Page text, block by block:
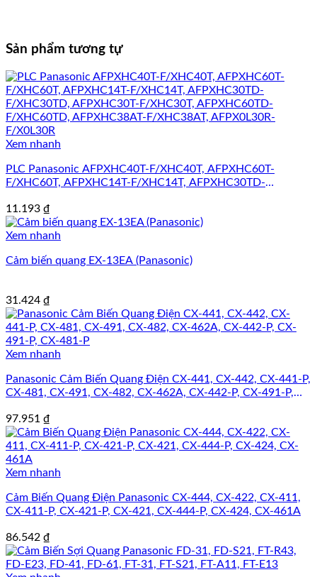
Sản phẩm tương tự
Xem nhanh
PLC Panasonic AFPXHC40T-F/XHC40T, AFPXHC60T-
F/XHC60T, AFPXHC14T-F/XHC14T, AFPXHC30TD-
F/XHC60TD, AFPXHC38AT-F/XHC38AT, AFPX0L30R-
F/X0L30R
11.193 ₫
Xem nhanh
Cảm biến quang EX-13EA (Panasonic)
31.424 ₫
Xem nhanh
Panasonic Cảm Biến Quang Điện CX-441, CX-442, CX-441-P,
CX-481, CX-491, CX-482, CX-462A, CX-442-P, CX-491-P,
97.951 ₫
Xem nhanh
Cảm Biến Quang Điện Panasonic CX-444, CX-422, CX-411,
CX-411-P, CX-421-P, CX-421, CX-444-P, CX-424, CX-461A
86.542 ₫